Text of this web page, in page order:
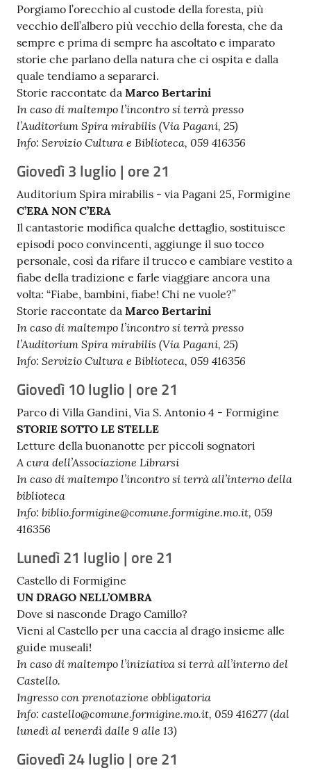
Porgiamo l’orecchio al custode della foresta, più
vecchio dell’albero più vecchio della foresta, che da
sempre e prima di sempre ha ascoltato e imparato
storie che parlano della natura che ci ospita e dalla
quale tendiamo a separarci.
Storie raccontate da Marco Bertarini
In caso di maltempo l’incontro si terrà presso
l’Auditorium Spira mirabilis (Via Pagani, 25)
Info: Servizio Cultura e Biblioteca, 059 416356
Giovedì 3 luglio | ore 21
Auditorium Spira mirabilis - via Pagani 25, Formigine
C’ERA NON C’ERA
Il cantastorie modifica qualche dettaglio, sostituisce
episodi poco convincenti, aggiunge il suo tocco
personale, così da rifare il trucco e cambiare vestito a
fiabe della tradizione e farle viaggiare ancora una
volta: “Fiabe, bambini, fiabe! Chi ne vuole?”
Storie raccontate da Marco Bertarini
In caso di maltempo l’incontro si terrà presso
l’Auditorium Spira mirabilis (Via Pagani, 25)
Info: Servizio Cultura e Biblioteca, 059 416356
Giovedì 10 luglio | ore 21
Parco di Villa Gandini, Via S. Antonio 4 - Formigine
STORIE SOTTO LE STELLE
Letture della buonanotte per piccoli sognatori
A cura dell’Associazione Librarsi
In caso di maltempo l’incontro si terrà all’interno della
biblioteca
Info: biblio.formigine@comune.formigine.mo.it, 059
416356
Lunedì 21 luglio | ore 21
Castello di Formigine
UN DRAGO NELL’OMBRA
Dove si nasconde Drago Camillo?
Vieni al Castello per una caccia al drago insieme alle
guide museali!
In caso di maltempo l’iniziativa si terrà all’interno del
Castello.
Ingresso con prenotazione obbligatoria
Info: castello@comune.formigine.mo.it, 059 416277 (dal
lunedì al venerdì dalle 9 alle 13)
Giovedì 24 luglio | ore 21